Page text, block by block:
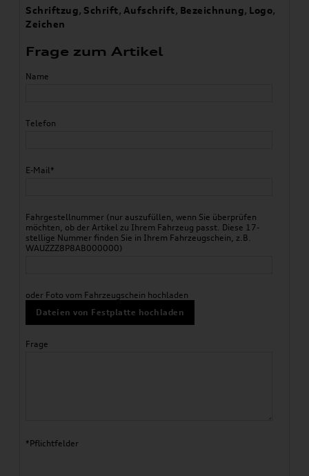
Schriftzug, Schrift, Aufschrift, Bezeichnung, Logo,
Zeichen
Frage zum Artikel
Name
Telefon
E-Mail*
Fahrgestellnummer (nur auszufüllen, wenn Sie überprüfen
möchten, ob der Artikel zu Ihrem Fahrzeug passt. Diese 17-
stellige Nummer finden Sie in Ihrem Fahrzeugschein, z.B.
WAUZZZ8P8AB000000)
oder Foto vom Fahrzeugschein hochladen
Dateien von Festplatte hochladen
Frage
*Pflichtfelder